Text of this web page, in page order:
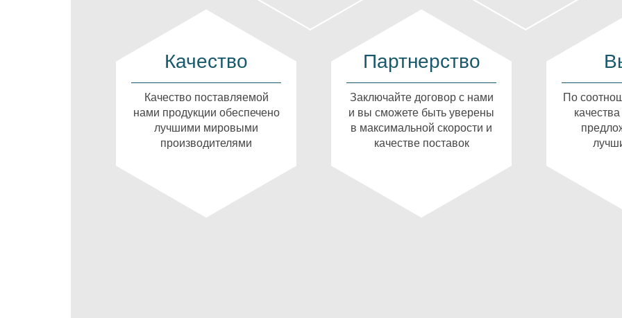
Качество
Качество поставляемой
нами продукции обеспечено
лучшими мировыми
производителями
Партнерство
Заключайте договор с нами
и вы сможете быть уверены
в максимальной скорости и
качестве поставок
По